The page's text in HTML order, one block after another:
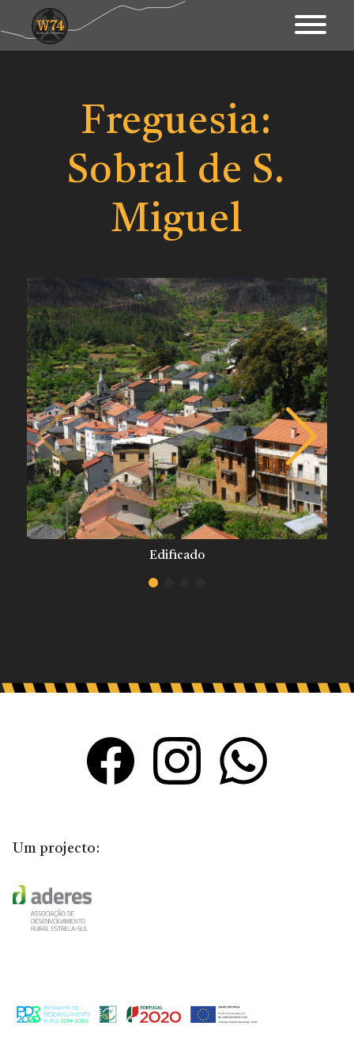
Território
Património
Mapa Interativo
Ações
Fundo Documental
Contactos & Links
Blogue
Freguesia:
Sobral de S.
Miguel
Edificado
Um projecto: